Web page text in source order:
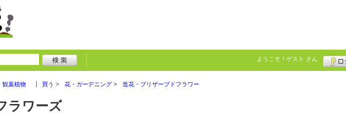
ようこそ！ ゲスト さん
観葉植物 買う 花・ガーデニング 造花・プリザーブドフラワー
ラワーズ